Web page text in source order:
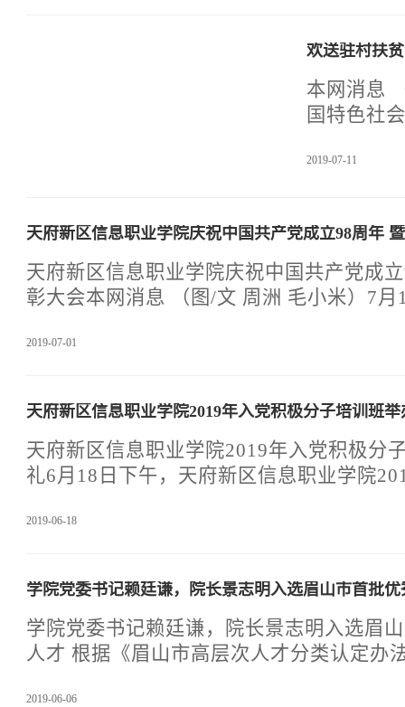
养和提高，2019年9月2日下午，天府新区
领导干部工作会。会议由党委书记赖廷谦
长蓝文才作了重要讲话。党委副书记、院
长邱永成，副院长钟克勋、李正华、周荣
欢送驻村扶
本网消息
国特色社
准扶贫工
部门负责
室主任。
扶贫点是
2019-07-11
天府新区信息职业学院庆祝中国共产党成立98周年
天府新区信息职业学院庆祝中国共产党成
彰大会本网消息 （图/文 周洲 毛小米）7
产党成立98周年，表彰涌现出优秀的党员
同奋战。会议在《中华人民共和国国歌》
院党委书记赖廷谦，学院创办人蓝文才董
记、院长景志明，党委委员、副院长李房
成;各中层领导，全体党员和入党积极分子
2019-07-01
天府新区信息职业学院2019年入党积极分子培训班
天府新区信息职业学院2019年入党积极分
礼6月18日下午，天府新区信息职业学院
组织人事科技部部长张廷选以及全体师生
开帷幕。天府新区信息职业学院党委委员
结业学员的名单和《关于表彰天府新区信
党积极分子培训班优秀学员的决定》。景
等39位结业学员颁发了结业证书，并为林
2019-06-18
学院党委书记赖廷谦，院长景志明入选眉山市首批
学院党委书记赖廷谦，院长景志明入选眉
人才 根据《眉山市高层次人才分类认定办法（试行）》（眉府
2019-06-06